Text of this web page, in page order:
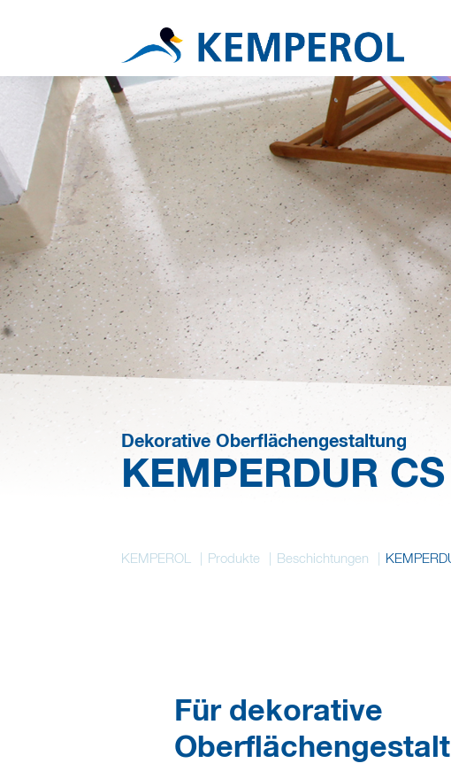
Dekorative Oberflächengestaltung
KEMPERDUR
KEMPEROL Produkte Beschichtungen
Für dekorative